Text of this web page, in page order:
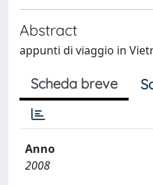
Abstract
appunti di viaggio in
Scheda breve
Anno
2008